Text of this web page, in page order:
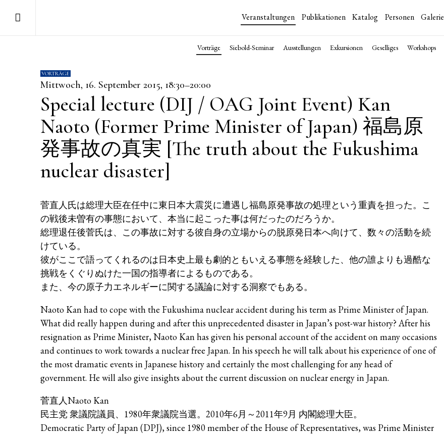
Veranstaltungen Publikationen Katalog Personen Galerie
Vorträge Siebold-Seminar Ausstellungen Exkursionen Geselliges Workshops
VORTRÄGE
Mittwoch, 16. September 2015, 18:30–20:00
Special lecture (DIJ / OAG Joint Event) Kan
Naoto (Former Prime Minister of Japan) 福島原
発事故の真実 [The truth about the Fukushima
nuclear disaster]
菅直人氏は総理大臣在任中に東日本大震災に遭遇し福島原発事故の処理という重責を担った。こ
の戦後未曽有の事態において、本当に起こった事は何だったのだろうか。
総理退任後菅氏は、この事故に対する彼自身の立場からの脱原発日本へ向けて、数々の活動を続
けている。
彼がここで語ってくれるのは日本史上最も劇的ともいえる事態を経験した、他の誰よりも過酷な
挑戦をくぐりぬけた一国の指導者によるものである。
また、今の原子力エネルギーに関する議論に対する洞察でもある。
Naoto Kan had to cope with the Fukushima nuclear accident during his term as Prime Minister of Japan.
What did really happen during and after this unprecedented disaster in Japan’s post-war history? After his
resignation as Prime Minister, Naoto Kan has given his personal account of the accident on many occasions
and continues to work towards a nuclear free Japan. In his speech he will talk about his experience of one of
the most dramatic events in Japanese history and certainly the most challenging for any head of
government. He will also give insights about the current discussion on nuclear energy in Japan.
菅直人Naoto Kan
民主党 衆議院議員、1980年衆議院当選。2010年6月～2011年9月 内閣総理大臣。
Democratic Party of Japan (DPJ), since 1980 member of the House of Representatives, was Prime Minister